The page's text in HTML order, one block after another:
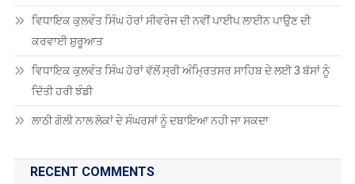
ਵਿਧਾਇਕ ਕੁਲਵੰਤ ਸਿੰਘ ਹੋਰਾਂ ਸੀਵਰੇਜ ਦੀ ਨਵੀਂ ਪਾਈਪ ਲਾਈਨ ਪਾਉਣ ਦੀ
ਕਰਵਾਈ ਸ਼ੁਰੂਆਤ
ਵਿਧਾਇਕ ਕੁਲਵੰਤ ਸਿੰਘ ਹੋਰਾਂ ਵੱਲੋਂ ਸ੍ਰੀ ਅੰਮ੍ਰਿਤਸਰ ਸਾਹਿਬ ਦੇ ਲਈ 3 ਬੱਸਾਂ ਨੂੰ
ਦਿੱਤੀ ਹਰੀ ਝੰਡੀ
ਲਾਠੀ ਗੋਲੀ ਨਾਲ ਲੋਕਾਂ ਦੇ ਸੰਘਰਸਾਂ ਨੂੰ ਦਬਾਇਆ ਨਹੀ ਜਾ ਸਕਦਾ
RECENT COMMENTS